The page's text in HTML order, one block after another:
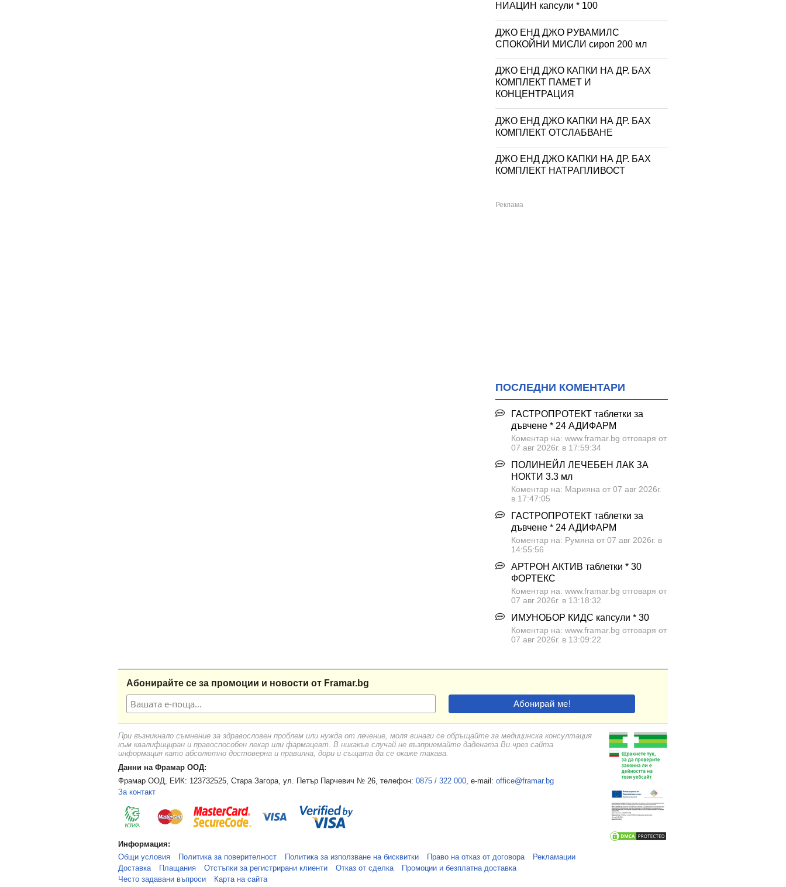
НИАЦИН капсули * 100
ДЖО ЕНД ДЖО РУВАМИЛС
СПОКОЙНИ МИСЛИ сироп 200 мл
ДЖО ЕНД ДЖО КАПКИ НА ДР. БАХ
КОМПЛЕКТ ПАМЕТ И
КОНЦЕНТРАЦИЯ
ДЖО ЕНД ДЖО КАПКИ НА ДР. БАХ
КОМПЛЕКТ ОТСЛАБВАНЕ
ДЖО ЕНД ДЖО КАПКИ НА ДР. БАХ
КОМПЛЕКТ НАТРАПЛИВОСТ
ПОСЛЕДНИ КОМЕНТАРИ
ГАСТРОПРОТЕКТ таблетки за
дъвчене * 24 АДИФАРМ
Коментар на: www.framar.bg отговаря от
07 авг 2026г. в 17:59:34
ПОЛИНЕЙЛ ЛЕЧЕБЕН ЛАК ЗА
НОКТИ 3.3 мл
Коментар на: Марияна от 07 авг 2026г.
в 17:47:05
ГАСТРОПРОТЕКТ таблетки за
дъвчене * 24 АДИФАРМ
Коментар на: Румяна от 07 авг 2026г. в
14:55:56
АРТРОН АКТИВ таблетки * 30
ФОРТЕКС
Коментар на: www.framar.bg отговаря от
07 авг 2026г. в 13:18:32
ИМУНОБОР КИДС капсули * 30
Коментар на: www.framar.bg отговаря от
07 авг 2026г. в 13:09:22
Абонирайте се за промоции и новости от Framar.bg
При възникнало съмнение за здравословен проблем или нужда от лечение, моля винаги се обръщайте за медицинска консултация
към квалифициран и правоспособен лекар или фармацевт. В никакъв случай не възприемайте дадената Ви чрез сайта
информация като абсолютно достоверна и правилна, дори и същата да се окаже такава.
Данни на Фрамар ООД:
Фрамар ООД, ЕИК: 123732525, Стара Загора, ул. Петър Парчевич № 26, телефон: 0875 / 322 000 , e-mail: office@framar.bg
За контакт
Информация:
Общи условия
Политика за поверителност Политика за използване на бисквитки Право на отказ от договора
Рекламации
Доставка
Плащания Отстъпки за регистрирани клиенти Отказ от сделка
Промоции и безплатна доставка
Често задавани въпроси
Карта на сайта